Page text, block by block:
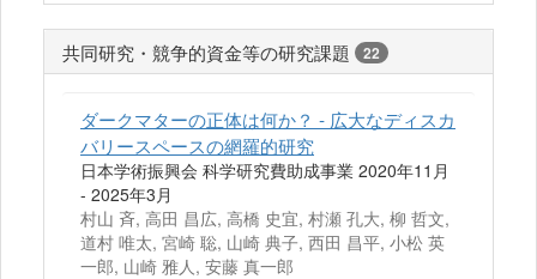
共同研究・競争的資金等の研究課題 22
ダークマターの正体は何か？ - 広大なディスカ
バリースペースの網羅的研究
日本学術振興会 科学研究費助成事業 2020年11月
- 2025年3月
村山 斉, 高田 昌広, 高橋 史宜, 村瀬 孔大, 柳 哲文,
道村 唯太, 宮崎 聡, 山崎 典子, 西田 昌平, 小松 英
一郎, 山崎 雅人, 安藤 真一郎